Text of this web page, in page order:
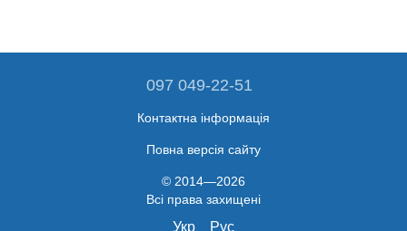
097 049-22-51
Контактна інформація
Повна версія сайту
© 2014—2026
Всі права захищені
Укр Рус